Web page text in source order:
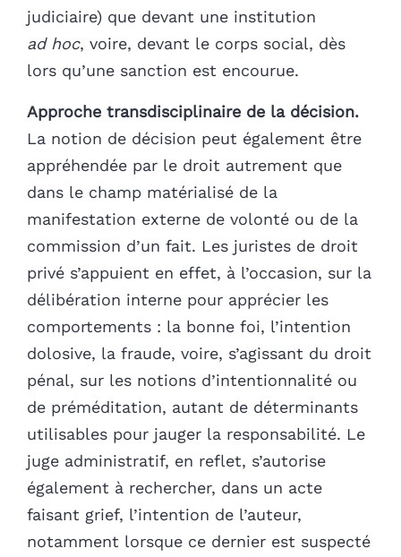
judiciaire) que devant une institution
ad hoc, voire, devant le corps social, dès
lors qu’une sanction est encourue.
Approche transdisciplinaire de la décision.
La notion de décision peut également être
appréhendée par le droit autrement que
dans le champ matérialisé de la
manifestation externe de volonté ou de la
commission d’un fait. Les juristes de droit
privé s’appuient en effet, à l’occasion, sur la
délibération interne pour apprécier les
comportements : la bonne foi, l’intention
dolosive, la fraude, voire, s’agissant du droit
pénal, sur les notions d’intentionnalité ou
de préméditation, autant de déterminants
utilisables pour jauger la responsabilité. Le
juge administratif, en reflet, s’autorise
également à rechercher, dans un acte
faisant grief, l’intention de l’auteur,
notamment lorsque ce dernier est suspecté